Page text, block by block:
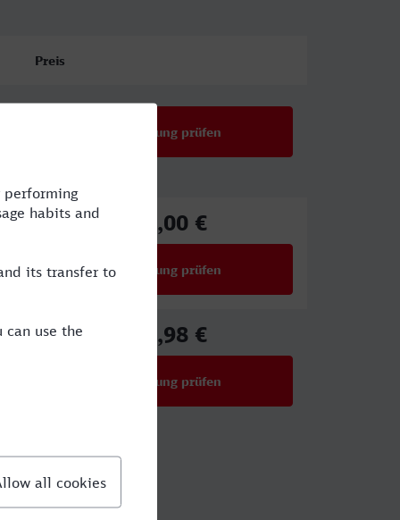
Preis
Verbindung prüfen
51,00 €
Verbindung prüfen
67,98 €
Verbindung prüfen